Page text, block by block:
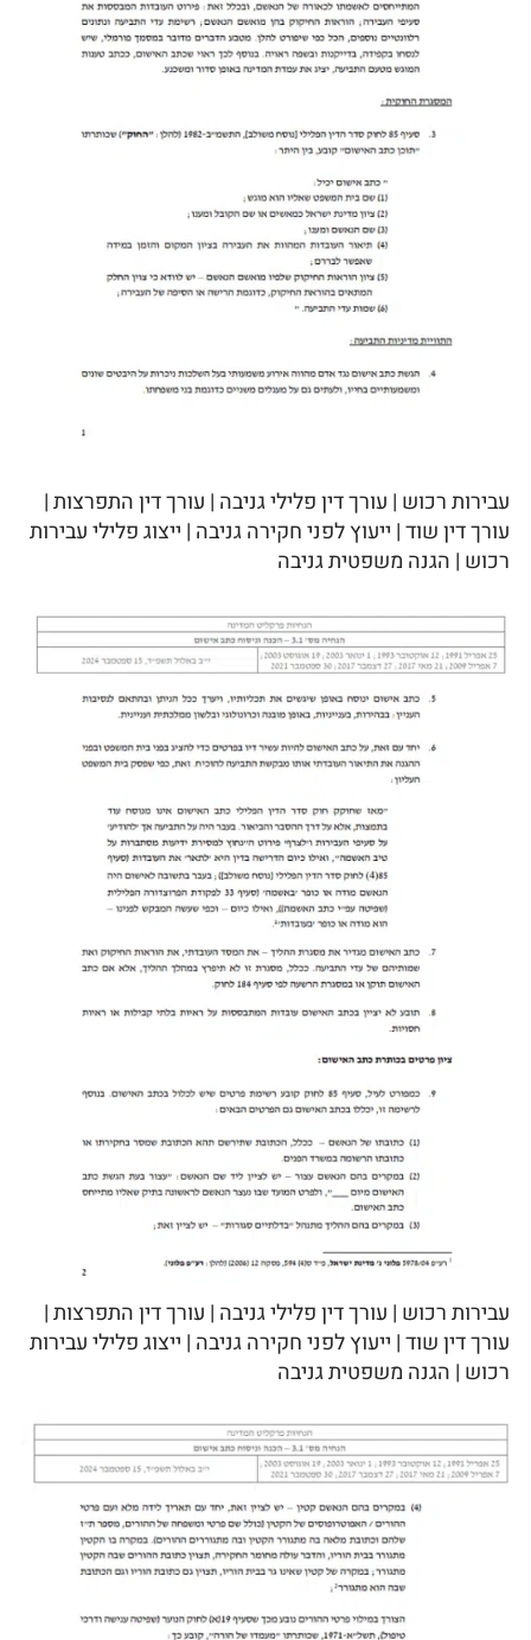
עבירות רכוש | עורך דין פלילי גניבה | עורך דין התפרצות |
עורך דין שוד | ייעוץ לפני חקירה גניבה | ייצוג פלילי עבירות
רכוש | הגנה משפטית גניבה
עבירות רכוש | עורך דין פלילי גניבה | עורך דין התפרצות |
עורך דין שוד | ייעוץ לפני חקירה גניבה | ייצוג פלילי עבירות
רכוש | הגנה משפטית גניבה